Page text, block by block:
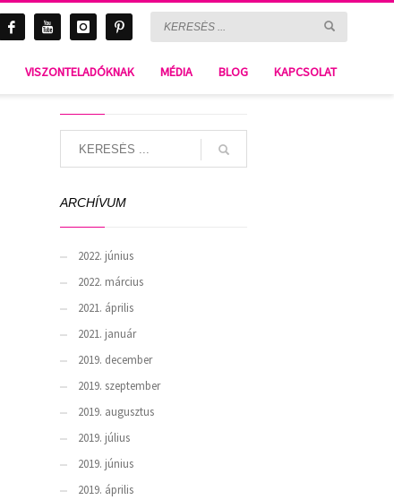
VISZONTELADÓKNAK MÉDIA BLOG KAPCSOLAT
BLOG & Gossip
ARCHÍVUM
2022. június
2022. március
2021. április
2021. január
2019. december
2019. szeptember
2019. augusztus
2019. július
2019. június
2019. április